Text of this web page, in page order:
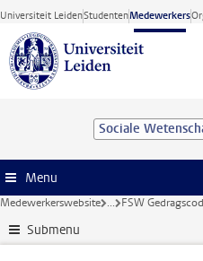
Ga direct naar de inhoud
Universiteit LeidenStudentenMedewerkers
Sociale
Menu
Medewerkerswebsite ... FSW
Submenu